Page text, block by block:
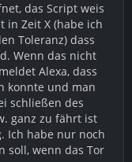
das Script weis
in Zeit X (habe ich
Toleranz) dass
Wenn das nicht
Alexa, dass
konnte und man
schließen des
ganz zu fährt ist
Ich habe nur noch
soll, wenn das Tor